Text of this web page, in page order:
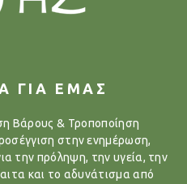
ΓΙΑ ΕΜΑΣ
Βάρους & Τροποποίηση
στην ενημέρωση,
την πρόληψη, την υγεία, την
και το αδυνάτισμα από